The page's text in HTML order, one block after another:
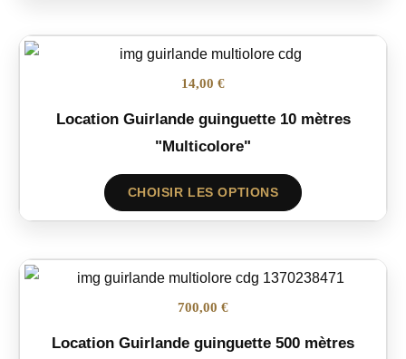
14,00 €
Location Guirlande guinguette 10 mètres
"Multicolore"
CHOISIR LES OPTIONS
700,00 €
Location Guirlande guinguette 500 mètres